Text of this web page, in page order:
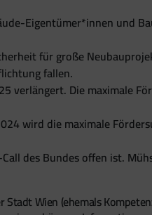
Eigentümer*innen und
für große
fallen.
verlängert. Die maximale
wird die maximale
des Bundes offen ist.
Wien (ehemals